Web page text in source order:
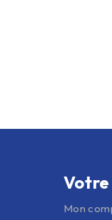
Mon